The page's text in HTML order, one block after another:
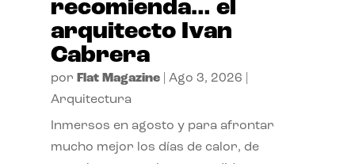
recomienda… el
arquitecto Ivan
Cabrera
por Flat Magazine| Ago 3, 2026
Arquitectura
Inmersos en agosto y para afrontar
mucho mejor los días de calor, de